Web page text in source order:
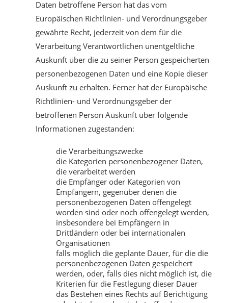
Daten betroffene Person hat das vom
Europäischen Richtlinien- und Verordnungsgeber
gewährte Recht, jederzeit von dem für die
Verarbeitung Verantwortlichen unentgeltliche
Auskunft über die zu seiner Person gespeicherten
personenbezogenen Daten und eine Kopie dieser
Auskunft zu erhalten. Ferner hat der Europäische
Richtlinien- und Verordnungsgeber der
betroffenen Person Auskunft über folgende
Informationen zugestanden:
die Verarbeitungszwecke
die Kategorien personenbezogener Daten,
die verarbeitet werden
die Empfänger oder Kategorien von
Empfängern, gegenüber denen die
personenbezogenen Daten offengelegt
worden sind oder noch offengelegt werden,
insbesondere bei Empfängern in
Drittländern oder bei internationalen
Organisationen
falls möglich die geplante Dauer, für die die
personenbezogenen Daten gespeichert
werden, oder, falls dies nicht möglich ist, die
Kriterien für die Festlegung dieser Dauer
das Bestehen eines Rechts auf Berichtigung